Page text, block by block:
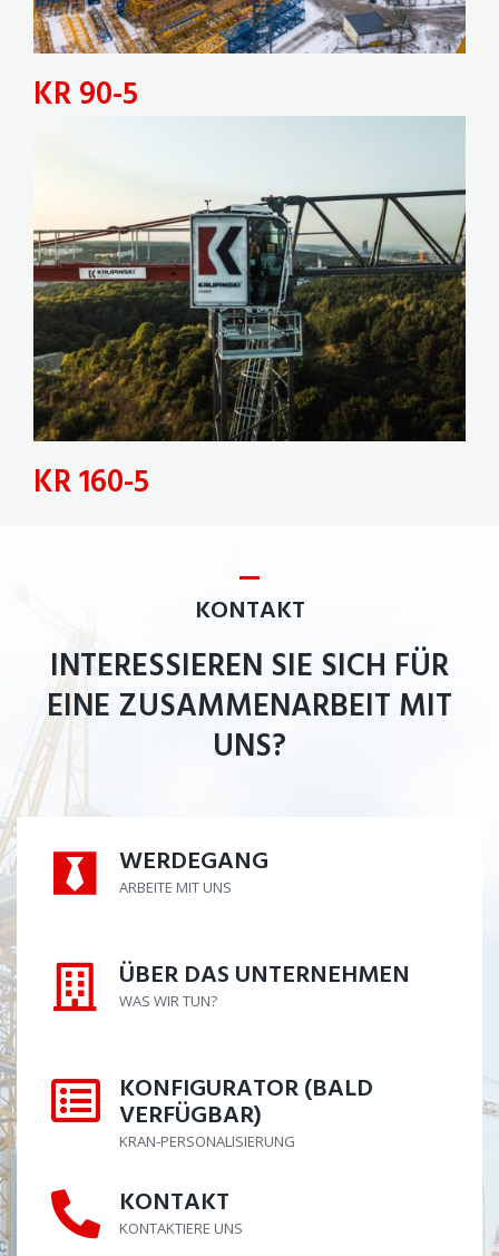
KR 90-5
KR 160-5
KONTAKT
INTERESSIEREN SIE SICH FÜR
EINE ZUSAMMENARBEIT MIT
UNS?
WERDEGANG
ARBEITE MIT UNS
WERDEGANG
ÜBER DAS UNTERNEHMEN
WAS WIR TUN?
ÜBER DAS UNTERNEHMEN
KONFIGURATOR (BALD
VERFÜGBAR)
KRAN-PERSONALISIERUNG
KONFIGURATOR (BALD
KONTAKT
KONTAKTIERE UNS
KONTAKT